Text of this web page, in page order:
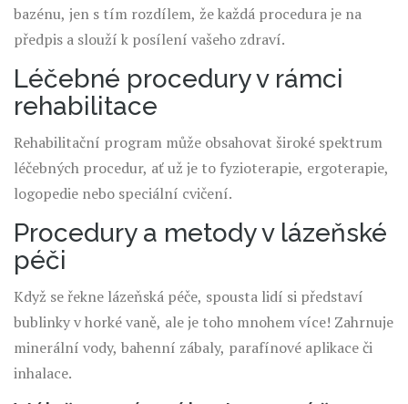
bazénu, jen s tím rozdílem, že každá procedura je na
předpis a slouží k posílení vašeho zdraví.
Léčebné procedury v rámci
rehabilitace
Rehabilitační program může obsahovat široké spektrum
léčebných procedur, ať už je to fyzioterapie, ergoterapie,
logopedie nebo speciální cvičení.
Procedury a metody v lázeňské
péči
Když se řekne lázeňská péče, spousta lidí si představí
bublinky v horké vaně, ale je toho mnohem více! Zahrnuje
minerální vody, bahenní zábaly, parafínové aplikace či
inhalace.